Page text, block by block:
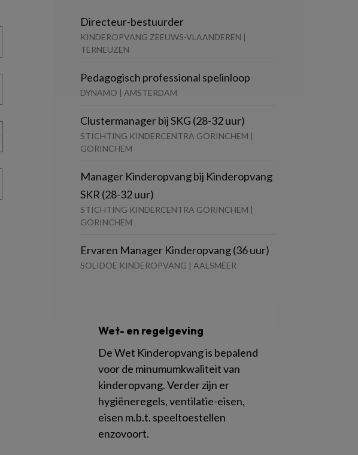
Directeur-bestuurder
KINDEROPVANG ZEEUWS-VLAANDEREN |
TERNEUZEN
Pedagogisch professional spelinloop
DYNAMO | AMSTERDAM
Clustermanager bij SKG (28-32 uur)
STICHTING KINDERCENTRA GORINCHEM |
GORINCHEM
Manager Kinderopvang bij Kinderopvang
SKR (28-32 uur)
STICHTING KINDERCENTRA GORINCHEM |
GORINCHEM
Ervaren Manager Kinderopvang (36 uur)
SOLIDOE KINDEROPVANG | AALSMEER
Wet- en regelgeving
De Wet Kinderopvang is bepalend
voor de minumumkwaliteit van
kinderopvang. Verder zijn er
hygiëneregels, ventilatie-eisen,
eisen m.b.t. speeltoestellen
enzovoort.